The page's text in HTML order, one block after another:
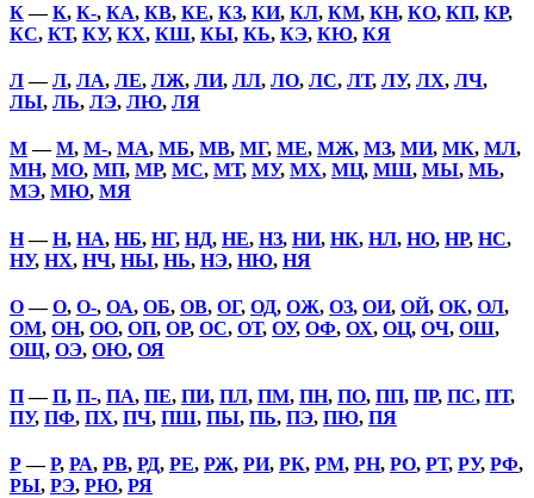
К—К, К-, КА, КВ, КЕ, КЗ, КИ, КЛ, КМ, КН, КО, КП, КР,
КС, КТ, КУ, КХ, КШ, КЫ, КЬ, КЭ, КЮ, КЯ
Л—Л, ЛА, ЛЕ, ЛЖ, ЛИ, ЛЛ, ЛО, ЛС, ЛТ, ЛУ, ЛХ, ЛЧ,
ЛЫ, ЛЬ, ЛЭ, ЛЮ, ЛЯ
М—М, М-, МА, МБ, МВ, МГ, МЕ, МЖ, МЗ, МИ, МК, МЛ,
МН, МО, МП, МР, МС, МТ, МУ, МХ, МЦ, МШ, МЫ, МЬ,
МЭ, МЮ, МЯ
Н—Н, НА, НБ, НГ, НД, НЕ, НЗ, НИ, НК, НЛ, НО, НР, НС,
НУ, НХ, НЧ, НЫ, НЬ, НЭ, НЮ, НЯ
О—О, О-, ОА, ОБ, ОВ, ОГ, ОД, ОЖ, ОЗ, ОИ, ОЙ, ОК, ОЛ,
ОМ, ОН, ОО, ОП, ОР, ОС, ОТ, ОУ, ОФ, ОХ, ОЦ, ОЧ, ОШ,
ОЩ, ОЭ, ОЮ, ОЯ
П—П, П-, ПА, ПЕ, ПИ, ПЛ, ПМ, ПН, ПО, ПП, ПР, ПС, ПТ,
ПУ, ПФ, ПХ, ПЧ, ПШ, ПЫ, ПЬ, ПЭ, ПЮ, ПЯ
Р—Р, РА, РВ, РД, РЕ, РЖ, РИ, РК, РМ, РН, РО, РТ, РУ, РФ,
РЫ, РЭ, РЮ, РЯ